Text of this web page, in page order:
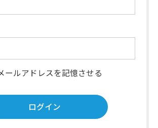
ールアドレスを記憶させる